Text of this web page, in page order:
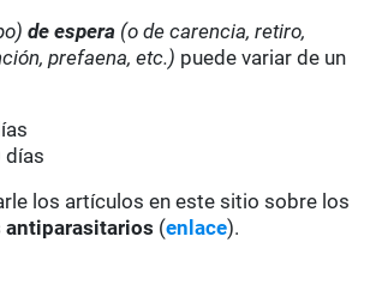
de espera (o de carencia, retiro,
prefaena, etc.) puede variar de un
días
los artículos en este sitio sobre los
antiparasitarios (enlace).